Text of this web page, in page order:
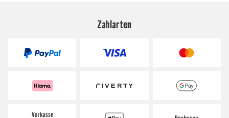
Zahlarten